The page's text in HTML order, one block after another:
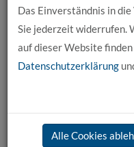
Startseite Für Bewerber
Physiotherapie DUAL
Auf einen Blick -
Das Einverständnis in
Sie jederzeit widerrufen.
auf dieser Website
Datenschutzerklärung
Alle Cookies